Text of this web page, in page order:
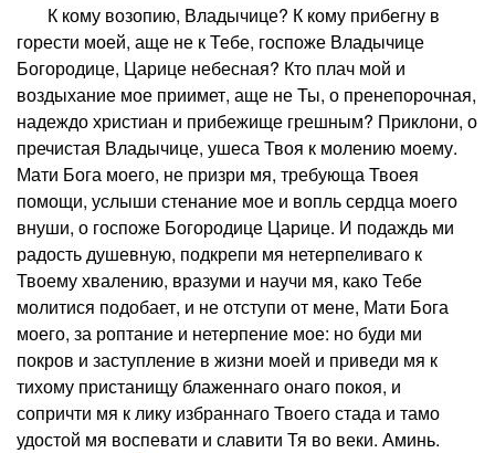
К кому возопию, Владычице? К кому прибегну в
горести моей, аще не к Тебе, госпоже Владычице
Богородице, Царице небесная? Кто плач мой и
воздыхание мое приимет, аще не Ты, о пренепорочная,
надеждо христиан и прибежище грешным? Приклони, о
пречистая Владычице, ушеса Твоя к молению моему.
Мати Бога моего, не призри мя, требующа Твоея
помощи, услыши стенание мое и вопль сердца моего
внуши, о госпоже Богородице Царице. И подаждь ми
радость душевную, подкрепи мя нетерпеливаго к
Твоему хвалению, вразуми и научи мя, како Тебе
молитися подобает, и не отступи от мене, Мати Бога
моего, за роптание и нетерпение мое: но буди ми
покров и заступление в жизни моей и приведи мя к
тихому пристанищу блаженнаго онаго покоя, и
сопричти мя к лику избраннаго Твоего стада и тамо
удостой мя воспевати и славити Тя во веки. Аминь.